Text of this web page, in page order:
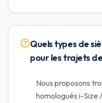
Quels types de
pour les trajets
Nous proposons
homologués i-Size